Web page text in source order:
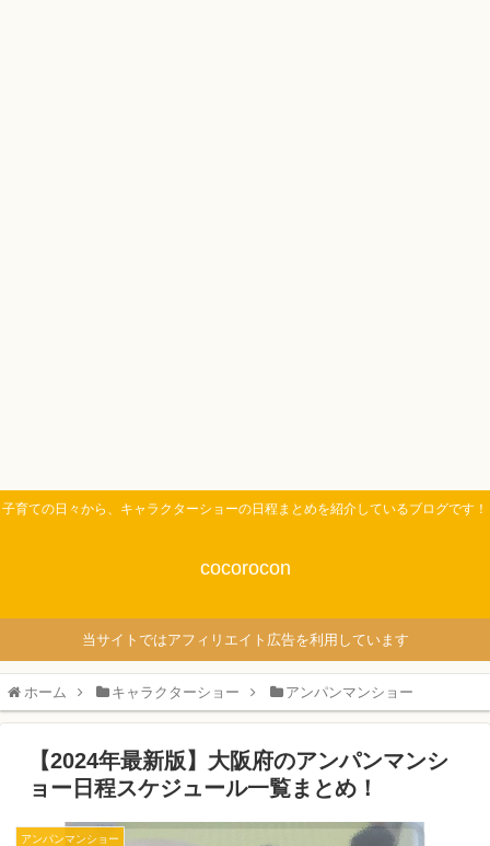
子育ての日々から、キャラクターショーの日程まとめを紹介しているブログです！
cocorocon
当サイトではアフィリエイト広告を利用しています
ホーム キャラクターショー アンパンマンショー
【2024年最新版】大阪府のアンパンマンシ
ョー日程スケジュール一覧まとめ！
アンパンマンショー